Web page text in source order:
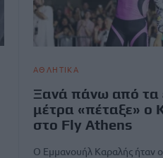
ΑΘΛΗΤΙΚΑ
Ξανά πάνω από τα
μέτρα «πέταξε» ο
στο Fly Athens
Ο Εμμανουήλ Καραλής ήταν